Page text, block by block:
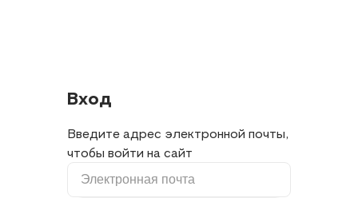
Вход
Введите адрес электронной почты,
чтобы войти на сайт